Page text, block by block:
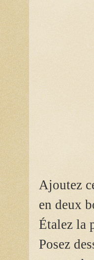
Ajoutez
en deux
Étalez la
Posez